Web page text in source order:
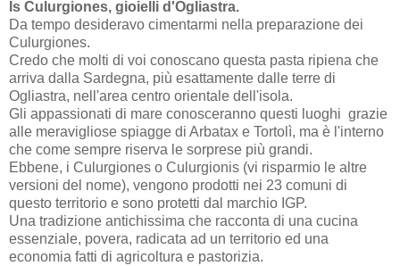
Is Culurgiones, gioielli d'Ogliastra.
Da tempo desideravo cimentarmi nella preparazione dei
Culurgiones.
Credo che molti di voi conoscano questa pasta ripiena che
arriva dalla Sardegna, più esattamente dalle terre di
Ogliastra, nell'area centro orientale dell'isola.
Gli appassionati di mare conosceranno questi luoghi grazie
alle meravigliose spiagge di Arbatax e Tortolì, ma è l'interno
che come sempre riserva le sorprese più grandi.
Ebbene, i Culurgiones o Culurgionis (vi risparmio le altre
versioni del nome), vengono prodotti nei 23 comuni di
questo territorio e sono protetti dal marchio IGP.
Una tradizione antichissima che racconta di una cucina
essenziale, povera, radicata ad un territorio ed una
economia fatti di agricoltura e pastorizia.